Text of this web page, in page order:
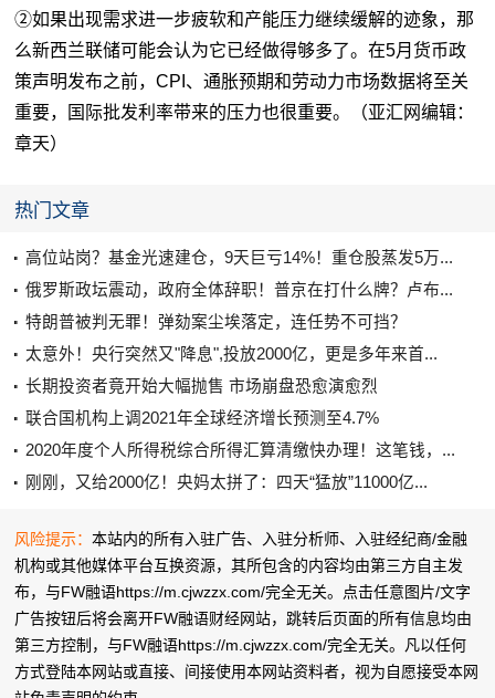
②如果出现需求进一步疲软和产能压力继续缓解的迹象，那
么新西兰联储可能会认为它已经做得够多了。在5月货币政
策声明发布之前，CPI、通胀预期和劳动力市场数据将至关
重要，国际批发利率带来的压力也很重要。（亚汇网编辑：
章天）
热门文章
高位站岗？基金光速建仓，9天巨亏14%！重仓股蒸发5万...
俄罗斯政坛震动，政府全体辞职！普京在打什么牌？卢布...
特朗普被判无罪！弹劾案尘埃落定，连任势不可挡？
太意外！央行突然又"降息",投放2000亿，更是多年来首...
长期投资者竟开始大幅抛售 市场崩盘恐愈演愈烈
联合国机构上调2021年全球经济增长预测至4.7%
2020年度个人所得税综合所得汇算清缴快办理！这笔钱，...
刚刚，又给2000亿！央妈太拼了：四天“猛放”11000亿...
风险提示：本站内的所有入驻广告、入驻分析师、入驻经纪商/金融
机构或其他媒体平台互换资源，其所包含的内容均由第三方自主发
布，与FW融语https://m.cjwzzx.com/完全无关。点击任意图片/文字
广告按钮后将会离开FW融语财经网站，跳转后页面的所有信息均由
第三方控制，与FW融语https://m.cjwzzx.com/完全无关。凡以任何
方式登陆本网站或直接、间接使用本网站资料者，视为自愿接受本网